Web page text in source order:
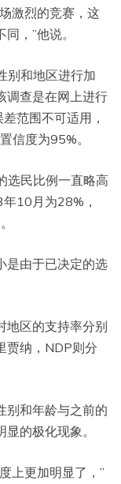
激烈的竞赛，这
，”他说。
别和地区进行加
调查是在网上进行
范围不可适用，
信度为95%。
选民比例一直略高
10月为28%，
是由于已决定的选
地区的支持率分别
贾纳，NDP则分
别和年龄与之前的
的极化现象。
上更加明显了，”